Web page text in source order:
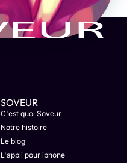
SOVEUR
C'est quoi Soveur
Notre histoire
Le blog
L'appli pour iphone